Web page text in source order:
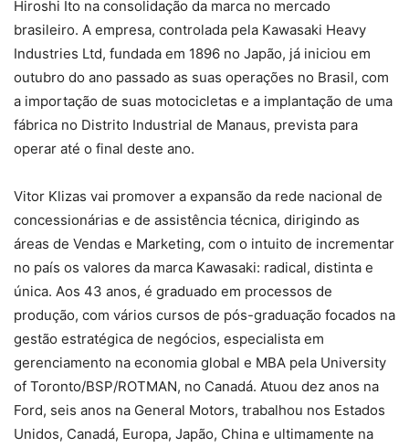
Hiroshi Ito na consolidação da marca no mercado
brasileiro. A empresa, controlada pela Kawasaki Heavy
Industries Ltd, fundada em 1896 no Japão, já iniciou em
outubro do ano passado as suas operações no Brasil, com
a importação de suas motocicletas e a implantação de uma
fábrica no Distrito Industrial de Manaus, prevista para
operar até o final deste ano.
Vitor Klizas vai promover a expansão da rede nacional de
concessionárias e de assistência técnica, dirigindo as
áreas de Vendas e Marketing, com o intuito de incrementar
no país os valores da marca Kawasaki: radical, distinta e
única. Aos 43 anos, é graduado em processos de
produção, com vários cursos de pós-graduação focados na
gestão estratégica de negócios, especialista em
gerenciamento na economia global e MBA pela University
of Toronto/BSP/ROTMAN, no Canadá. Atuou dez anos na
Ford, seis anos na General Motors, trabalhou nos Estados
Unidos, Canadá, Europa, Japão, China e ultimamente na